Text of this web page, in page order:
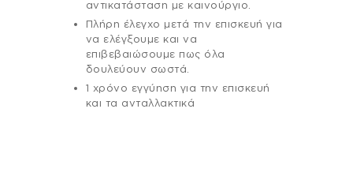
αντικατάσταση με καινούργιο.
Πλήρη έλεγχο μετά την επισκευή για
να ελέγξουμε και να
επιβεβαιώσουμε πως όλα
δουλεύουν σωστά.
1 χρόνο εγγύηση για την επισκευή
και τα ανταλλακτικά